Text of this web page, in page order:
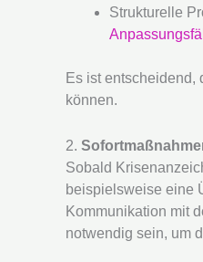
Strukturelle
Es ist
können.
2.
Sobald
beispielsweise eine
Kommunikation mit
notwendig sein, um